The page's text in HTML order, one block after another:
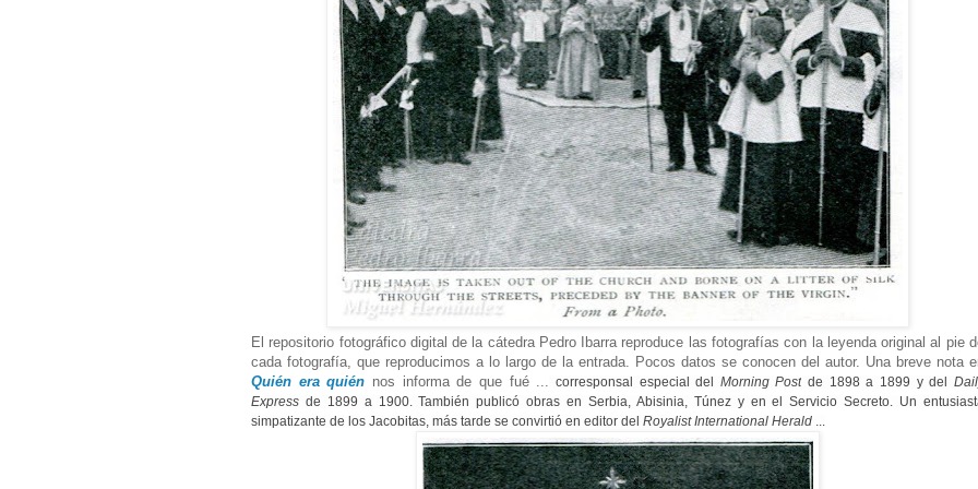
El repositorio fotográfico digital de la cátedra Pedro Ibarra reproduce las fotografías con la leyenda original al pie
cada fotografía, que reproducimos a lo largo de la entrada. Pocos datos se conocen del autor. Una breve nota
Quién era quién nos informa de que fué ... corresponsal especial del Morning Post de 1898a 1899 y del
Express de 1899 a 1900.También publicó obras en Serbia, Abisinia, Túnez y en el Servicio Secreto. Un
simpatizante de los Jacobitas, más tarde se convirtió en editor del Royalist International Herald